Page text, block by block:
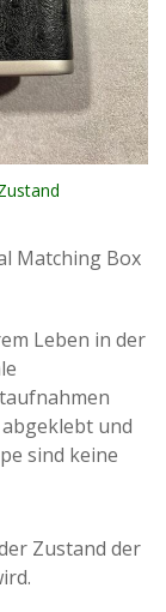
Matching Box
Leben in der
und
sind keine
Zustand der